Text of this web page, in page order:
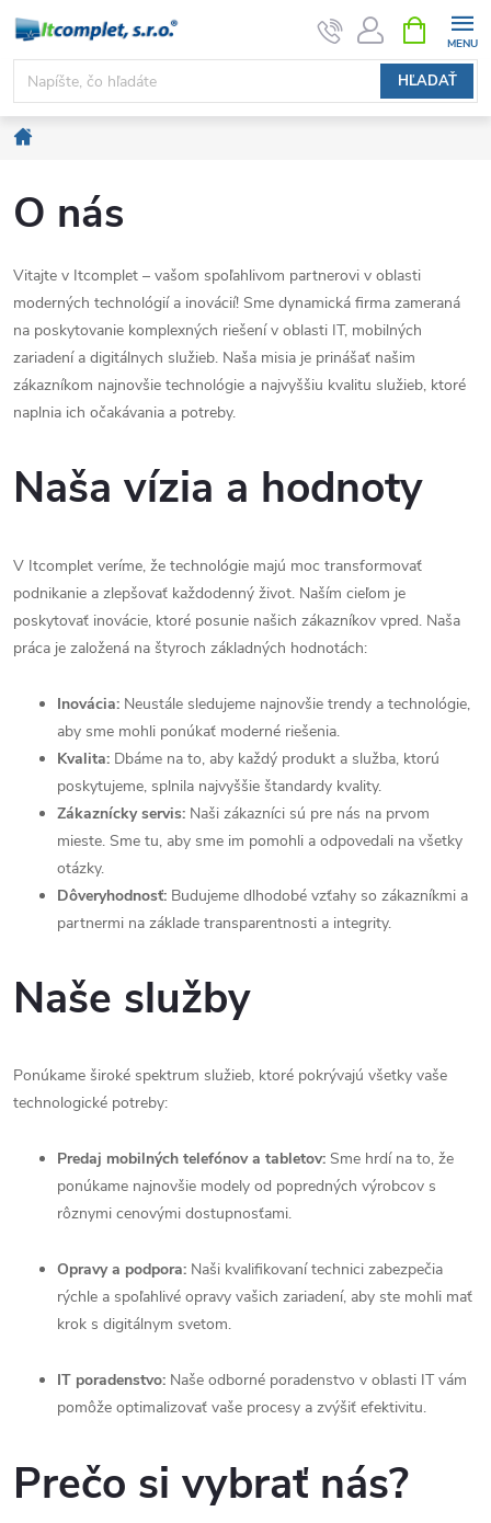
Prejsť
obsah
HĽADAŤ
KOŠÍK
O nás
Vitajte v Itcomplet – vašom spoľahlivom partnerovi v oblasti
moderných technológií a inovácií! Sme dynamická firma zameraná
na poskytovanie komplexných riešení v oblasti IT, mobilných
zariadení a digitálnych služieb. Naša misia je prinášať našim
zákazníkom najnovšie technológie a najvyššiu kvalitu služieb, ktoré
naplnia ich očakávania a potreby.
Naša vízia a hodnoty
V Itcomplet veríme, že technológie majú moc transformovať
podnikanie a zlepšovať každodenný život. Naším cieľom je
poskytovať inovácie, ktoré posunie našich zákazníkov vpred. Naša
práca je založená na štyroch základných hodnotách:
Inovácia: Neustále sledujeme najnovšie trendy a technológie,
aby sme mohli ponúkať moderné riešenia.
Kvalita: Dbáme na to, aby každý produkt a služba, ktorú
poskytujeme, splnila najvyššie štandardy kvality.
Zákaznícky servis: Naši zákazníci sú pre nás na prvom
mieste. Sme tu, aby sme im pomohli a odpovedali na všetky
otázky.
Dôveryhodnosť: Budujeme dlhodobé vzťahy so zákazníkmi a
partnermi na základe transparentnosti a integrity.
Naše služby
Ponúkame široké spektrum služieb, ktoré pokrývajú všetky vaše
technologické potreby:
Predaj mobilných telefónov a tabletov: Sme hrdí na to, že
ponúkame najnovšie modely od popredných výrobcov s
rôznymi cenovými dostupnosťami.
Opravy a podpora: Naši kvalifikovaní technici zabezpečia
rýchle a spoľahlivé opravy vašich zariadení, aby ste mohli mať
krok s digitálnym svetom.
IT poradenstvo: Naše odborné poradenstvo v oblasti IT vám
pomôže optimalizovať vaše procesy a zvýšiť efektivitu.
Prečo si vybrať nás?